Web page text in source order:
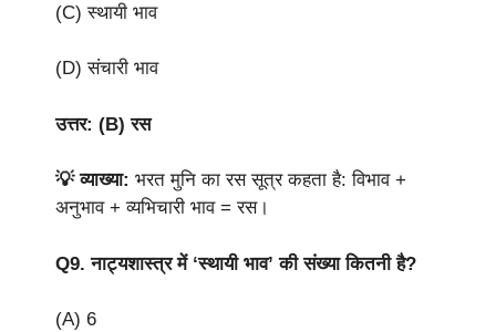
(C) स्थायी भाव
(D) संचारी भाव
उत्तर: (B) रस
💡 व्याख्या: भरत मुनि का रस सूत्र कहता है: विभाव +
अनुभाव + व्यभिचारी भाव = रस।
Q9.नाट्यशास्त्र में ‘स्थायी भाव’ की संख्या कितनी है?
(A) 6